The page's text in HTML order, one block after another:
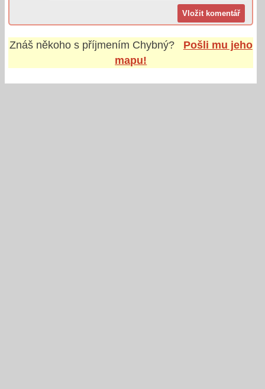
Znáš někoho s příjmením Chybný?
Pošli mu jeho
mapu!